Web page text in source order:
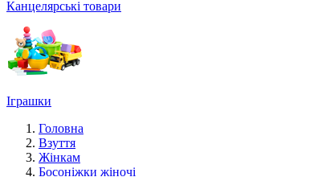
Канцелярські товари
Іграшки
Головна
Взуття
Жінкам
Босоніжки жіночі